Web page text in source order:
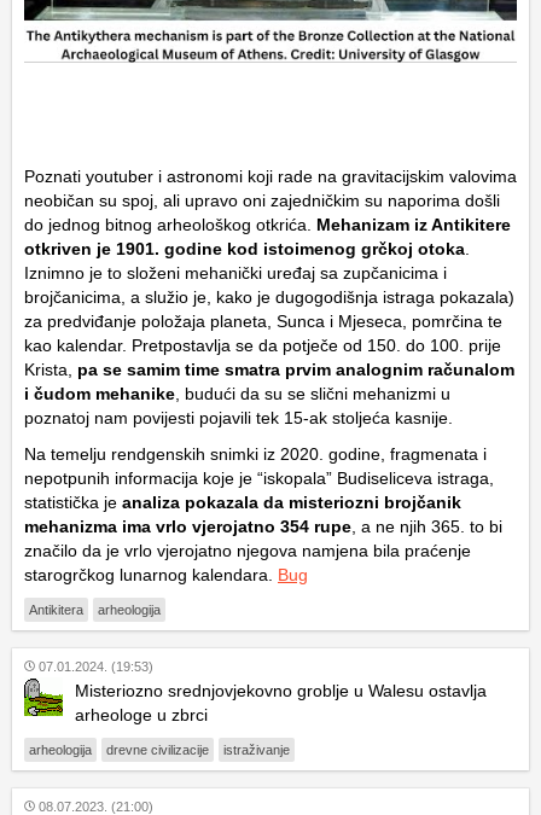
Poznati youtuber i astronomi koji rade na gravitacijskim valovima
neobičan su spoj, ali upravo oni zajedničkim su naporima došli
do jednog bitnog arheološkog otkrića.
Mehanizam iz Antikitere
otkriven je 1901. godine kod istoimenog grčkoj otoka
Iznimno je to složeni mehanički uređaj sa zupčanicima i
brojčanicima, a služio je, kako je dugogodišnja istraga pokazala)
za predviđanje položaja planeta, Sunca i Mjeseca, pomrčina te
kao kalendar. Pretpostavlja se da potječe od 150. do 100. prije
Krista, pa se samim time smatra prvim analognim računalom
i čudom mehanike , budući da su se slični mehanizmi u
poznatoj nam povijesti pojavili tek 15-ak stoljeća kasnije.
Na temelju rendgenskih snimki iz 2020. godine, fragmenata i
nepotpunih informacija koje je “iskopala” Budiseliceva istraga,
statistička je analiza pokazala da misteriozni brojčanik
mehanizma ima vrlo vjerojatno 354 rupe , a ne njih 365. to bi
značilo da je vrlo vjerojatno njegova namjena bila praćenje
starogrčkog lunarnog kalendara. Bug
Antikitera arheologija
07.01.2024. (19:53)
Misteriozno srednjovjekovno groblje u Walesu ostavlja
arheologe u zbrci
arheologija drevne civilizacije istraživanje
08.07.2023. (21:00)